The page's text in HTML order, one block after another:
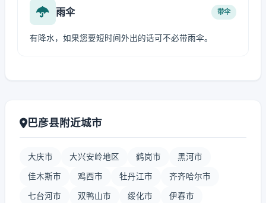
雨伞 带伞
有降水，如果您要短时间外出的话可不必带雨伞。
巴彦县附近城市
大庆市 大兴安岭地区 鹤岗市 黑河市
佳木斯市 鸡西市 牡丹江市 齐齐哈尔市
七台河市 双鸭山市 绥化市 伊春市